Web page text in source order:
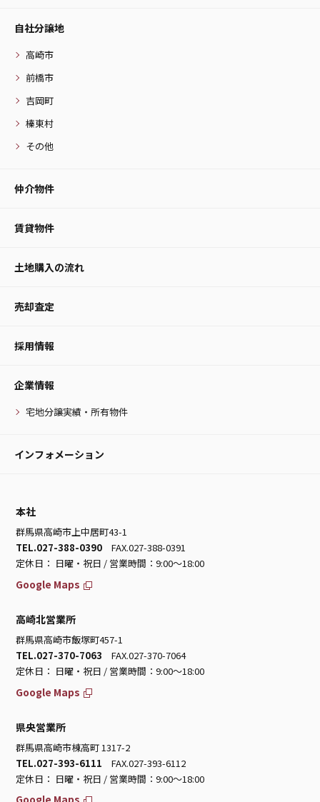
自社分譲地
高崎市
前橋市
吉岡町
榛東村
その他
仲介物件
賃貸物件
土地購入の流れ
売却査定
採用情報
企業情報
宅地分譲実績・所有物件
インフォメーション
本社
群馬県高崎市上中居町43-1
TEL.027-388-0390 FAX.027-388-0391
定休日： 日曜・祝日 / 営業時間：9:00～18:00
Google Maps
高崎北営業所
群馬県高崎市飯塚町457-1
TEL.027-370-7063 FAX.027-370-7064
定休日： 日曜・祝日 / 営業時間：9:00～18:00
Google Maps
県央営業所
群馬県高崎市棟高町 1317-2
TEL.027-393-6111 FAX.027-393-6112
定休日： 日曜・祝日 / 営業時間：9:00～18:00